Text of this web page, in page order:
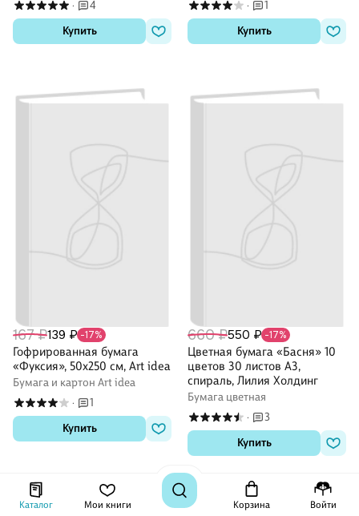
Каталог Мои книги Корзина Войти
·
4
Купить
·
1
Купить
167 ₽139 ₽ -17%
Гофрированная бумага
«Фуксия», 50х250 см, Art idea
Бумага и картон Art idea
·
1
Купить
660 ₽550 ₽ -17%
Цветная бумага «Басня» 10
цветов 30 листов А3,
спираль, Лилия Холдинг
Бумага цветная
·
3
Купить